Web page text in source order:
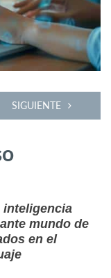
SIGUIENTE
inteligencia
mundo de
en el